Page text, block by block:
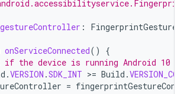
gestureController :
onServiceConnected()
{
if the device is running Android 10
.VERSION .SDK_INT >= Build .
=